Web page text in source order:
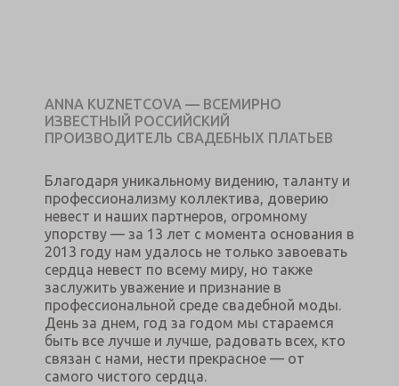
ANNA KUZNETCOVA — ВСЕМИРНО
ИЗВЕСТНЫЙ РОССИЙСКИЙ
ПРОИЗВОДИТЕЛЬ СВАДЕБНЫХ ПЛАТЬЕВ
Благодаря уникальному видению, таланту и
профессионализму коллектива, доверию
невест и наших партнеров, огромному
упорству — за 13 лет с момента основания в
2013 году нам удалось не только завоевать
сердца невест по всему миру, но также
заслужить уважение и признание в
профессиональной среде свадебной моды.
День за днем, год за годом мы стараемся
быть все лучше и лучше, радовать всех, кто
связан с нами, нести прекрасное — от
самого чистого сердца.